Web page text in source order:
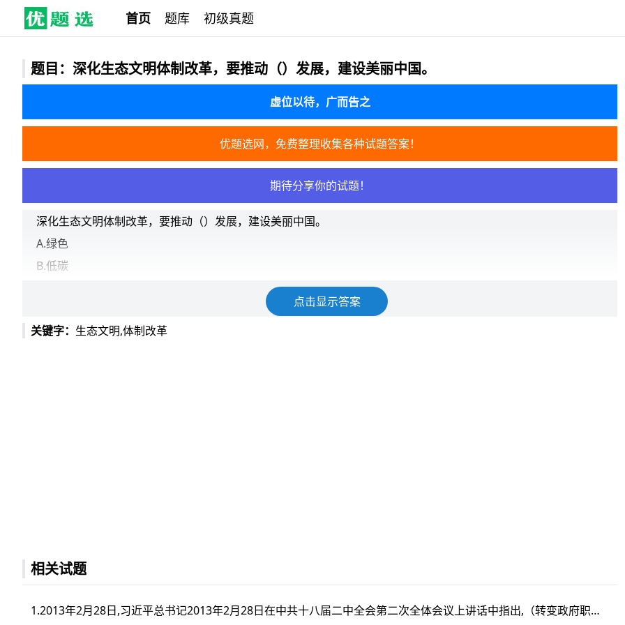
首页 题库 初级真题
题目：深化生态文明体制改革，要推动（）发展，建设美丽中国。
虚位以待，广而告之
优题选网，免费整理收集各种试题答案！
期待分享你的试题！
深化生态文明体制改革，要推动（）发展，建设美丽中国。
A.绿色
B.低碳
正确答案：D
点击显示答案
关键字： 生态文明,体制改革
相关试题
1.2013年2月28日,习近平总书记2013年2月28日在中共十八届二中全会第二次全体会议上讲话中指出,（转变政府职能）是深化行政体制改革的核心，实质上要解决的是政府应该做什么、不应该做什么，